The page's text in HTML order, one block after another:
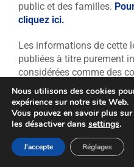
public et des familles.
cliquez ici.
Les informations de cette
publiées à titre purement
considérées comme des
personnalisés. Aucun
entrepris en se basant
cette lettre, et il est
de consulter des
homologués auprès des
question relative à leur
Nous utilisons des cookies
expérience sur notre site Web.
Vous pouvez en savoir plus
les désactiver dans settings.
J'accepte Réglages